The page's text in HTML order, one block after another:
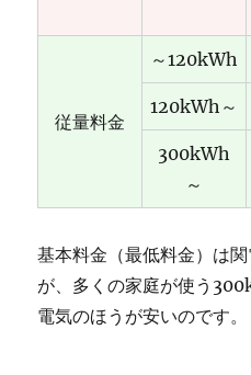
従量料金
～120kWh
120kWh～
300kWh
～
基本料金（最低料金）は
が、多くの家庭が使う
電気のほうが安いのです。